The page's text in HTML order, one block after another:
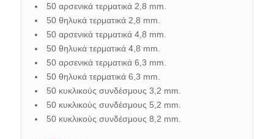
50 αρσενικά τερματικά 2,8 mm.
50 θηλυκά τερματικά 2,8 mm.
50 αρσενικά τερματικά4,8 mm.
50 θηλυκά τερματικά 4,8 mm.
50 αρσενικά τερματικά 6,3 mm.
50 θηλυκά τερματικά 6,3 mm.
50 κυκλικούς συνδέσμους 3,2 mm.
50 κυκλικούς συνδέσμους 5,2 mm.
50 κυκλικούς συνδέσμους 8,2 mm.